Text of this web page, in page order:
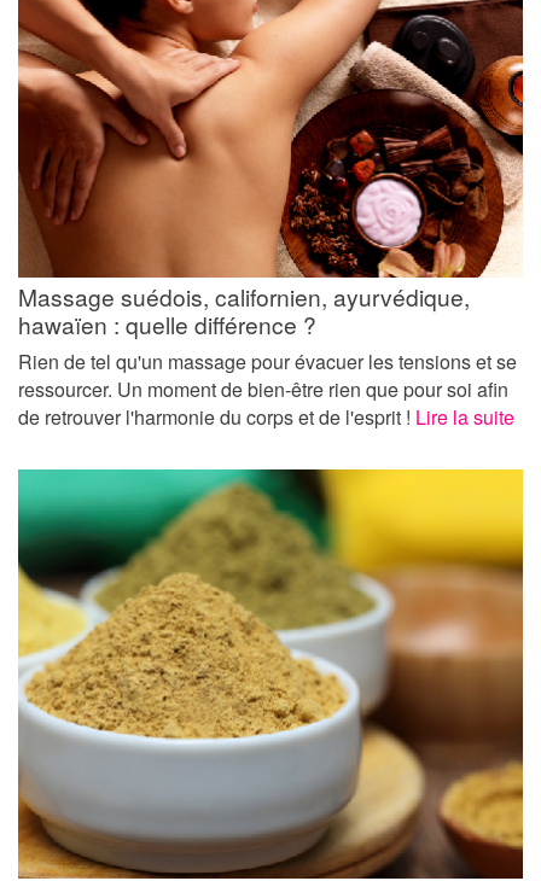
Massage suédois, californien, ayurvédique,
hawaïen : quelle différence ?
Rien de tel qu'un massage pour évacuer les tensions et se
ressourcer. Un moment de bien-être rien que pour soi afin
de retrouver l'harmonie du corps et de l'esprit ! Lire la suite